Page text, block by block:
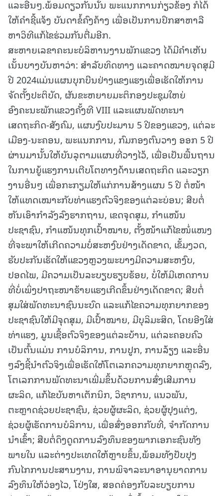
ແລະອື່ນໆ.ພ້ອມດຽວກັນນັ້ນ ພະແນກການກ່ຽວຂ້ອງ ກໍໄດ້
ໃຫ້ຄໍາຊີ້ແຈ້ງ ບັນດາຂໍ້ຄົງຄ້າງ ເພື່ອເປັນການປຶກສາຫາລື
ຫາວິທີແກ້ໄຂຮ່ວມກັນຕື່ມອີກ.
ສະຫາຍເລຂາຄະນະບໍລິຫານງານພັກແຂວງ ໄດ້ມີຄຳເຫັນ
ເນັ້ນບາງບັນຫາວ່າ: ສຳລັບທິດທາງ ແລະຄາດໝາຍຈຸດສຸມີ
ປີ 2024ແມ່ນແຜນບຸກບືນຢ່າງແຂງແຮງເພື່ອເຮັດໃຫ້ການ
ຈັດຕັ້ງປະຕິບັດ, ຜັນຂະຫຍາຍມະຕິກອງປະຊຸມໃຫຍ່
ອົງຄະນະພັກແຂວງຄັ້ງທີ VIII ແລະແຜນພັດທະນາ
ເສດຖະກິດ-ສັງຄົມ, ແຜນງົບປະມານ 5 ປີຂອງແຂວງ, ແຕ່ລະ
ເມືອງ-ນະຄອນ, ພະແນກການ, ກົມກອງຕົນວາງ ອອກ 5 ປີ
ຜ່ານມານັ້ນໃຫ້ບັນລຸຕາມແຜນທີ່ວາງໄວ້, ເພື່ອເປັນພື້ນຖານ
ໃນການຍູ້ແຮງການເຕີບໂຕທາງດ້ານເສດຖະກິດ ແລະວຽກ
ງານອື່ນໆ ເພື່ອກະກຽມໃຫ້ແກ່ການສ້າງແຜນ 5 ປີ ຕໍ່ໜ້າ
ໃຫ້ແທດເໝາະກັບທ່າແຮງຕົວຈິງຂອງແຕ່ລະບ່ອນ; ສືບຕໍ່
ຫັນເອົາກຳລັງລົງຮາກຖານ, ເຂດຈຸດສຸມ, ກຳແໜ້ນ
ປະຊາຊົນ, ກຳແໜ້ນທຸກເປົ້າໝາຍ, ຕັ້ງໜ້າແກ້ໄຂໜໍ່ແໜງ
ທີ່ຈະພາໃຫ້ເກີດຄວາມບໍ່ສະຫງົບຢ່າງເດັດຂາດ, ເຂັ້ມງວດ,
ຮັບປະກັນເຮັດໃຫ້ແຂວງຫຼວງພະບາງມີຄວາມສະຫງົບ,
ປອດໄພ, ມີຄວາມເປັນລະບຽບຮຽບຮ້ອຍ, ບໍ່ໃຫ້ມີເຫດການ
ທີ່ບໍ່ເພິ່ງປາຖະໜາຮ້າຍແຮງເກີດຂຶ້ນຢ່າງເດັດຂາດ; ສືບຕໍ່
ສຸມໃສ່ພັດທະນາຊົນນະບົດ ແລະແກ້ໄຂຄວາມທຸກຍາກຂອງ
ປະຊາຊົນໃຫ້ມີຈຸດສຸມ, ມີເປົ້າໝາຍ, ມີບຸລິມະສິດ, ໂດຍອີງໃສ່
ທ່າແຮງ, ມູນເຊື້ອຕົວຈິງຂອງແຕ່ລະບ້ານ, ແຕ່ລະຄອບຄົວ
ເປັນຕົ້ນແມ່ນ ການບໍລິການ, ການປູກ, ການລ້ຽງ ແລະອື່ນ
ໆລົງຊີ້ນຳຕົວຈິງເພື່ອເຮັດໃຫ້ໂຕເລກຄວາມທຸກຍາກຫຼຸດລົງ,
ໂຕເລກການພັດທະນາເພີ່ມຂຶ້ນດ້ວຍການສົ່ງເສີມການ
ຜະລິດ, ແກ້ໄຂບັນຫາເຕັກນິກ, ວິຊາການ, ແນວພັນ,
ຕະຫຼາດຊ່ວຍປະຊາຊົນ, ຊ່ວຍຜູ້ຜະລິດ, ຊ່ວຍຜູ້ປຸງແຕ່ງ,
ຊ່ວຍຜູ້ເຮັດການບໍລິການ, ເພື່ອສົ່ງອອກກັບທີ່, ຈຳກັດການ
ນໍາເຂົ້າ; ສືບຕໍ່ດຶງດູດການລົງທຶນຂອງພາກເອກະຊົນທັງ
ພາຍໃນ ແລະຕ່າງປະເທດໃຫ້ຫຼາຍຂຶ້ນ,ພ້ອມທັງປັບປຸງ
ກົນໄກການປະສານງານ, ການພິຈາລະນາອານຸຍາດການ
ລົງທຶນໃຫ້ວ່ອງໄວ, ໂປ່ງໃສ, ສອດຄ່ອງກັບລະບຽບການ